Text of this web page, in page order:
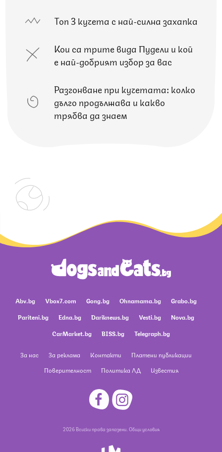
Топ 3 кучета с най-силна захапка
Кои са трите вида Пудели и кой
е най-добрият избор за вас
Разгонване при кучетата: колко
дълго продължава и какво
трябва да знаем
Abv.bg Vbox7.com Gong.bg Ohnamama.bg
Grabo.bg
Pariteni.bg
Edna.bg Dariknews.bg Vesti.bg
Nova.bg
CarMarket.bg
BISS.bg Telegraph.bg
За нас За реклама Контакти
Платени публикации
Поверителност
Политика ЛД Известия
2026 Всички права запазени. Общи условия